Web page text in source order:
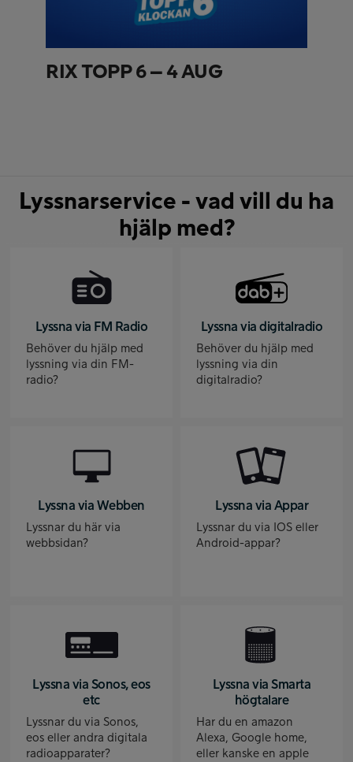
RIX TOPP 6 – 4 AUG
Lyssnarservice - vad vill du ha
hjälp med?
Lyssna via FM Radio
Behöver du hjälp med
lyssning via din FM-
radio?
Lyssna via digitalradio
Behöver du hjälp med
lyssning via din
digitalradio?
Lyssna via Webben
Lyssnar du här via
webbsidan?
Lyssna via Appar
Lyssnar du via IOS eller
Android-appar?
Lyssna via Sonos, eos
etc
Lyssnar du via Sonos,
eos eller andra digitala
radioapparater?
Lyssna via Smarta
högtalare
Har du en amazon
Alexa, Google home,
eller kanske en apple